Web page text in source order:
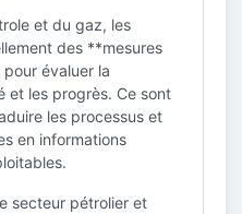
et du gaz, les
des **mesures
évaluer la
et les progrès. Ce sont
les processus et
en informations
secteur pétrolier et